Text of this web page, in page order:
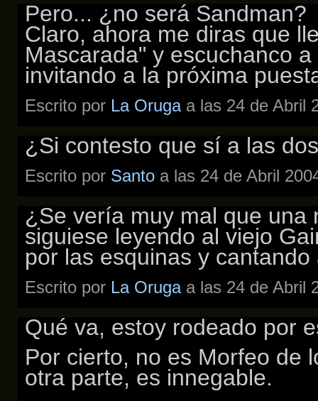
Pero... ¿no será Sandman?
Claro, ahora me diras que
Mascarada" y escuchanco
invitando a la próxima
Escrito por La Orugaa las 24 de Abril
¿Si contesto que sí a las
Escrito por Santo a las 24 de Abril
¿Se vería muy mal que una
siguiese leyendo al viejo
por las esquinas y
Escrito por La Orugaa las 24 de Abril
Qué va, estoy rodeado por
Por cierto, no es Morfeo de
otra parte, es innegable.